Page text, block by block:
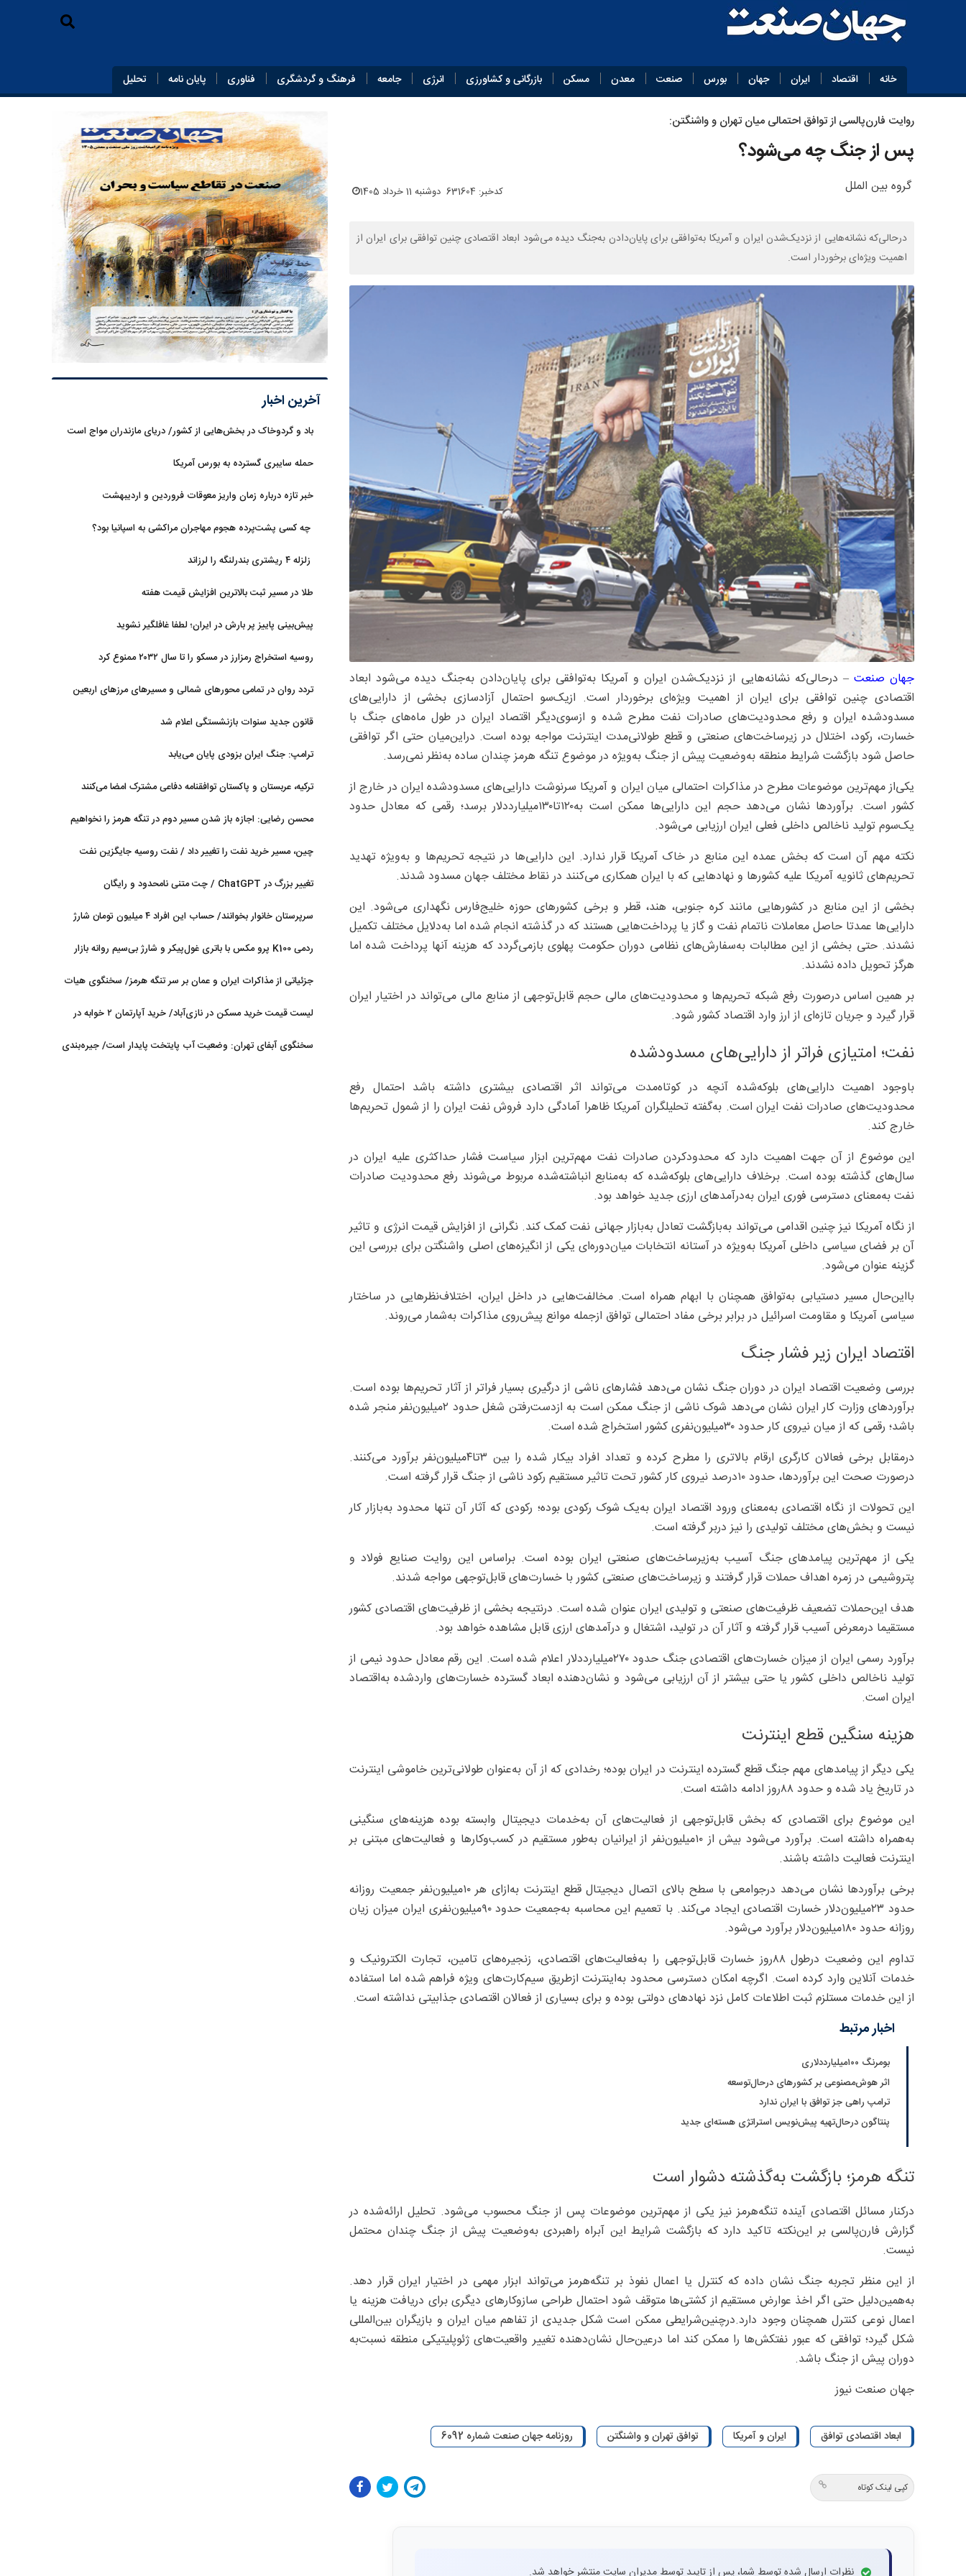
خانه اقتصاد ایران جهان بورس صنعت معدن مسکن بازرگانی و کشاورزی انرژی جامعه فرهنگ و گردشگری فناوری پایان‌ نامه تحلیل
روایت فارن‌پالسی از توافق احتمالی میان تهران و واشنگتن:
پس از جنگ چه می‌شود؟
گروه بین الملل کدخبر: 631604 دوشنبه 11 خرداد 1405
درحالی‌که نشانه‌هایی از نزدیک‌شدن ایران و آمریکا به‌توافقی برای پایان‌دادن به‌جنگ دیده می‌شود ابعاد اقتصادی چنین توافقی برای ایران از
اهمیت ویژه‌ای برخوردار است.
جهان‌ صنعت‌ – درحالی‌که نشانه‌هایی از نزدیک‌شدن ایران و آمریکا به‌توافقی برای پایان‌دادن به‌جنگ دیده می‌شود ابعاد
اقتصادی چنین توافقی برای ایران از اهمیت ویژه‌ای برخوردار است. ازیک‌سو احتمال آزادسازی بخشی از دارایی‌های
مسدودشده ایران و رفع محدودیت‌های صادرات نفت مطرح شده و ازسوی‌دیگر اقتصاد ایران در طول ماه‌های جنگ با
خسارت‌، رکود‌، اختلال در زیرساخت‌های صنعتی و قطع طولانی‌مدت اینترنت مواجه بوده است. دراین‌میان حتی اگر توافقی
حاصل شود بازگشت شرایط منطقه به‌وضعیت پیش از جنگ به‌ویژه در موضوع تنگه هرمز چندان ساده به‌نظر نمی‌رسد.
یکی‌از مهم‌ترین موضوعات مطرح در مذاکرات احتمالی میان ایران و آمریکا سرنوشت دارایی‌های مسدودشده ایران در خارج از
کشور است. برآوردها نشان می‌دهد حجم این دارایی‌ها ممکن است به‌۱۲۰تا۱۳۰‌میلیارددلار برسد؛ رقمی که معادل حدود
یک‌سوم تولید ناخالص داخلی فعلی ایران ارزیابی می‌شود.
نکته مهم آن است که بخش عمده این منابع در خاک آمریکا قرار ندارد. این دارایی‌ها در نتیجه تحریم‌ها و به‌ویژه تهدید
تحریم‌های ثانویه آمریکا علیه کشورها و نهادهایی که با ایران همکاری می‌کنند در نقاط مختلف جهان مسدود شدند.
بخشی از این منابع در کشورهایی مانند کره جنوبی، هند، قطر و برخی کشورهای حوزه خلیج‌فارس نگهداری می‌شود. این
دارایی‌ها عمدتا حاصل معاملات ناتمام نفت و گاز یا پرداخت‌هایی هستند که در گذشته انجام شده اما به‌دلایل مختلف تکمیل
نشدند. حتی بخشی از این مطالبات به‌سفارش‌های نظامی دوران حکومت پهلوی بازمی‌گردد که هزینه آنها پرداخت شده اما
هرگز تحویل داده نشدند.
بر همین اساس درصورت رفع شبکه تحریم‌ها و محدودیت‌های مالی حجم قابل‌توجهی از منابع مالی می‌تواند در اختیار ایران
قرار گیرد و جریان تازه‌ای از ارز وارد اقتصاد کشور شود.
نفت؛ امتیازی فراتر از دارایی‌های مسدودشده
باوجود اهمیت دارایی‌های بلوکه‌شده آنچه در کوتاه‌مدت می‌تواند اثر اقتصادی بیشتری داشته باشد احتمال رفع
محدودیت‌های صادرات نفت ایران است. به‌گفته تحلیلگران آمریکا ظاهرا آمادگی دارد فروش نفت ایران را از شمول تحریم‌ها
خارج کند.
این موضوع از آن جهت اهمیت دارد که محدودکردن صادرات نفت مهم‌ترین ابزار سیاست فشار حداکثری علیه ایران در
سال‌های گذشته بوده است. برخلاف دارایی‌های بلوکه‌شده که به‌منابع انباشته‌شده مربوط می‌شوند رفع محدودیت صادرات
نفت به‌معنای دسترسی فوری ایران به‌درآمدهای ارزی جدید خواهد بود.
از نگاه آمریکا نیز چنین اقدامی می‌تواند به‌بازگشت تعادل به‌بازار جهانی نفت کمک کند. نگرانی از افزایش قیمت انرژی و تاثیر
آن بر فضای سیاسی داخلی آمریکا به‌ویژه در آستانه انتخابات میان‌دوره‌ای یکی از انگیزه‌های اصلی واشنگتن برای بررسی این
گزینه عنوان می‌شود.
بااین‌حال مسیر دستیابی به‌توافق همچنان با ابهام همراه است. مخالفت‌هایی در داخل ایران، اختلاف‌نظرهایی در ساختار
سیاسی آمریکا و مقاومت اسرائیل در برابر برخی مفاد احتمالی توافق ازجمله موانع پیش‌روی مذاکرات به‌شمار می‌روند.
اقتصاد ایران زیر فشار جنگ
بررسی وضعیت اقتصاد ایران در دوران جنگ نشان می‌دهد فشارهای ناشی از درگیری بسیار فراتر از آثار تحریم‌ها بوده است.
برآوردهای وزارت کار ایران نشان می‌دهد شوک ناشی از جنگ ممکن است به ‌ازدست‌رفتن شغل حدود ۲‌میلیون‌نفر منجر شده
باشد؛ رقمی که از میان نیروی کار حدود ۳۰‌میلیون‌نفری کشور استخراج شده است.
درمقابل برخی فعالان کارگری ارقام بالاتری را مطرح کرده و تعداد افراد بیکار شده را بین ۳تا۴‌میلیون‌نفر برآورد می‌کنند.
درصورت صحت این برآوردها، حدود ۱۰‌درصد نیروی کار کشور تحت تاثیر مستقیم رکود ناشی از جنگ قرار گرفته است.
این تحولات از نگاه اقتصادی به‌معنای ورود اقتصاد ایران به‌یک شوک رکودی بوده؛ رکودی که آثار آن تنها محدود به‌بازار کار
نیست و بخش‌های مختلف تولیدی را نیز دربر گرفته است.
یکی از مهم‌ترین پیامدهای جنگ آسیب به‌زیرساخت‌های صنعتی ایران بوده است. براساس این روایت صنایع فولاد و
پتروشیمی در زمره اهداف حملات قرار گرفتند و زیرساخت‌های صنعتی کشور با خسارت‌های قابل‌توجهی مواجه شدند.
هدف این‌حملات تضعیف ظرفیت‌های صنعتی و تولیدی ایران عنوان شده است. درنتیجه بخشی از ظرفیت‌های اقتصادی کشور
مستقیما درمعرض آسیب قرار گرفته و آثار آن در تولید، اشتغال و درآمدهای ارزی قابل مشاهده خواهد بود.
برآورد رسمی ایران از میزان خسارت‌های اقتصادی جنگ حدود ۲۷۰‌میلیارددلار اعلام شده است. این رقم معادل حدود نیمی از
تولید ناخالص داخلی کشور یا حتی بیشتر از آن ارزیابی می‌شود و نشان‌دهنده ابعاد گسترده خسارت‌های واردشده به‌اقتصاد
ایران است.
هزینه سنگین قطع اینترنت
یکی دیگر از پیامدهای مهم جنگ قطع گسترده اینترنت در ایران بوده؛ رخدادی که از آن به‌عنوان طولانی‌ترین خاموشی اینترنت
در تاریخ یاد شده و حدود ۸۸‌روز ادامه داشته است.
این موضوع برای اقتصادی که بخش قابل‌توجهی از فعالیت‌های آن به‌خدمات دیجیتال وابسته بوده هزینه‌های سنگینی
به‌همراه داشته است. برآورد می‌شود بیش از ۱۰‌میلیون‌نفر از ایرانیان به‌طور مستقیم در کسب‌وکارها و فعالیت‌های مبتنی بر
اینترنت فعالیت داشته باشند.
برخی برآوردها نشان می‌دهد درجوامعی با سطح بالای اتصال دیجیتال قطع اینترنت به‌ازای هر ۱۰‌میلیون‌نفر جمعیت روزانه
حدود ۲۳‌میلیون‌دلار خسارت اقتصادی ایجاد می‌کند. با تعمیم این محاسبه به‌جمعیت حدود ۹۰‌میلیون‌نفری ایران میزان زیان
روزانه حدود ۱۸۰‌میلیون‌دلار برآورد می‌شود.
تداوم این وضعیت درطول ۸۸‌روز خسارت قابل‌توجهی را به‌فعالیت‌های اقتصادی، زنجیره‌های تامین، تجارت الکترونیک و
خدمات آنلاین وارد کرده است. اگرچه امکان دسترسی محدود به‌اینترنت ازطریق سیم‌کارت‌های ویژه فراهم شده اما استفاده
از این خدمات مستلزم ثبت اطلاعات کامل نزد نهادهای دولتی بوده و برای بسیاری از فعالان اقتصادی جذابیتی نداشته است.
اخبار مرتبط
بومرنگ ۱۰۰میلیارددلاری
اثر هوش‌مصنوعی بر کشورهای درحال‌توسعه
ترامپ راهی جز توافق با ایران ندارد
پنتاگون درحال‌تهیه پیش‌نویس استراتژی هسته‌ای جدید
تنگه هرمز؛ بازگشت به‌گذشته دشوار است
درکنار مسائل اقتصادی آینده تنگه‌هرمز نیز یکی از مهم‌ترین موضوعات پس از جنگ محسوب می‌شود. تحلیل ارائه‌شده در
گزارش فارن‌پالسی بر این‌نکته تاکید دارد که بازگشت شرایط این آبراه راهبردی به‌وضعیت پیش از جنگ چندان محتمل
نیست.
از این منظر تجربه جنگ نشان داده که کنترل یا اعمال نفوذ بر تنگه‌هرمز می‌تواند ابزار مهمی در اختیار ایران قرار دهد.
به‌همین‌دلیل حتی اگر اخذ عوارض مستقیم از کشتی‌ها متوقف شود احتمال طراحی سازوکارهای دیگری برای دریافت هزینه یا
اعمال نوعی کنترل همچنان وجود دارد.درچنین‌شرایطی ممکن است شکل جدیدی از تفاهم میان ایران و بازیگران بین‌المللی
شکل گیرد؛ توافقی که عبور نفتکش‌ها را ممکن کند اما درعین‌حال نشان‌دهنده تغییر واقعیت‌های ژئوپلیتیکی منطقه نسبت‌به
‌دوران پیش از جنگ باشد.
جهان صنعت نیوز
ابعاد اقتصادی توافق ایران و آمریکا توافق تهران و واشنگتن روزنامه جهان صنعت شماره 6092
کپی لینک کوتاه
آخرین اخبار
باد و گردوخاک در بخش‌هایی از کشور/ دریای مازندران مواج است
حمله سایبری گسترده به بورس آمریکا
خبر تازه درباره زمان واریز معوقات فروردین و اردیبهشت
چه کسی پشت‌پرده هجوم مهاجران مراکشی به اسپانیا بود؟
زلزله ۴ ریشتری بندرلنگه را لرزاند
طلا در مسیر ثبت بالاترین افزایش قیمت هفته
پیش‌بینی پاییز پر بارش در ایران؛ لطفا غافلگیر نشوید
روسیه استخراج رمزارز در مسکو را تا سال ۲۰۳۲ ممنوع کرد
تردد روان در تمامی محورهای شمالی و مسیرهای مرزهای اربعین
قانون جدید سنوات بازنشستگی اعلام شد
ترامپ: جنگ ایران بزودی پایان می‌یابد
ترکیه، عربستان و پاکستان توافقنامه دفاعی مشترک امضا می‌کنند
محسن رضایی: اجازه باز شدن مسیر دوم در تنگه هرمز را نخواهیم
چین، مسیر خرید نفت را تغییر داد / نفت روسیه جایگزین نفت
تغییر بزرگ در ChatGPT / چت متنی نامحدود و رایگان
سرپرستان خانوار بخوانند/ حساب این افراد ۴ میلیون تومان شارژ
ردمی K100 پرو مکس با باتری غول‌پیکر و شارژ بی‌سیم روانه بازار
جزئیاتی از مذاکرات ایران و عمان بر سر تنگه هرمز/ سخنگوی هیات
لیست قیمت خرید مسکن در نازی‌آباد/ خرید آپارتمان ۲ خوابه در
سخنگوی آبفای تهران: وضعیت آب پایتخت پایدار است/ جیره‌بندی